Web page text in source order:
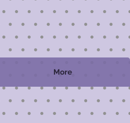
More